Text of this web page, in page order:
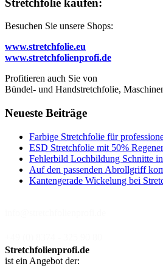
Stretchfolie kaufen:
Besuchen Sie unsere Shops:
www.stretchfolie.eu
www.stretchfolienprofi.de
Profitieren auch Sie von
Bündel- und Handstretchfolie,
Neueste Beiträge
Farbige Stretchfolie für
ESD Stretchfolie mit 50%
Fehlerbild Lochbildung Schnitte
Auf den passenden Abrollgriff
Kantengerade Wickelung bei
Stretchfolienprofi.de
ist ein Angebot der: